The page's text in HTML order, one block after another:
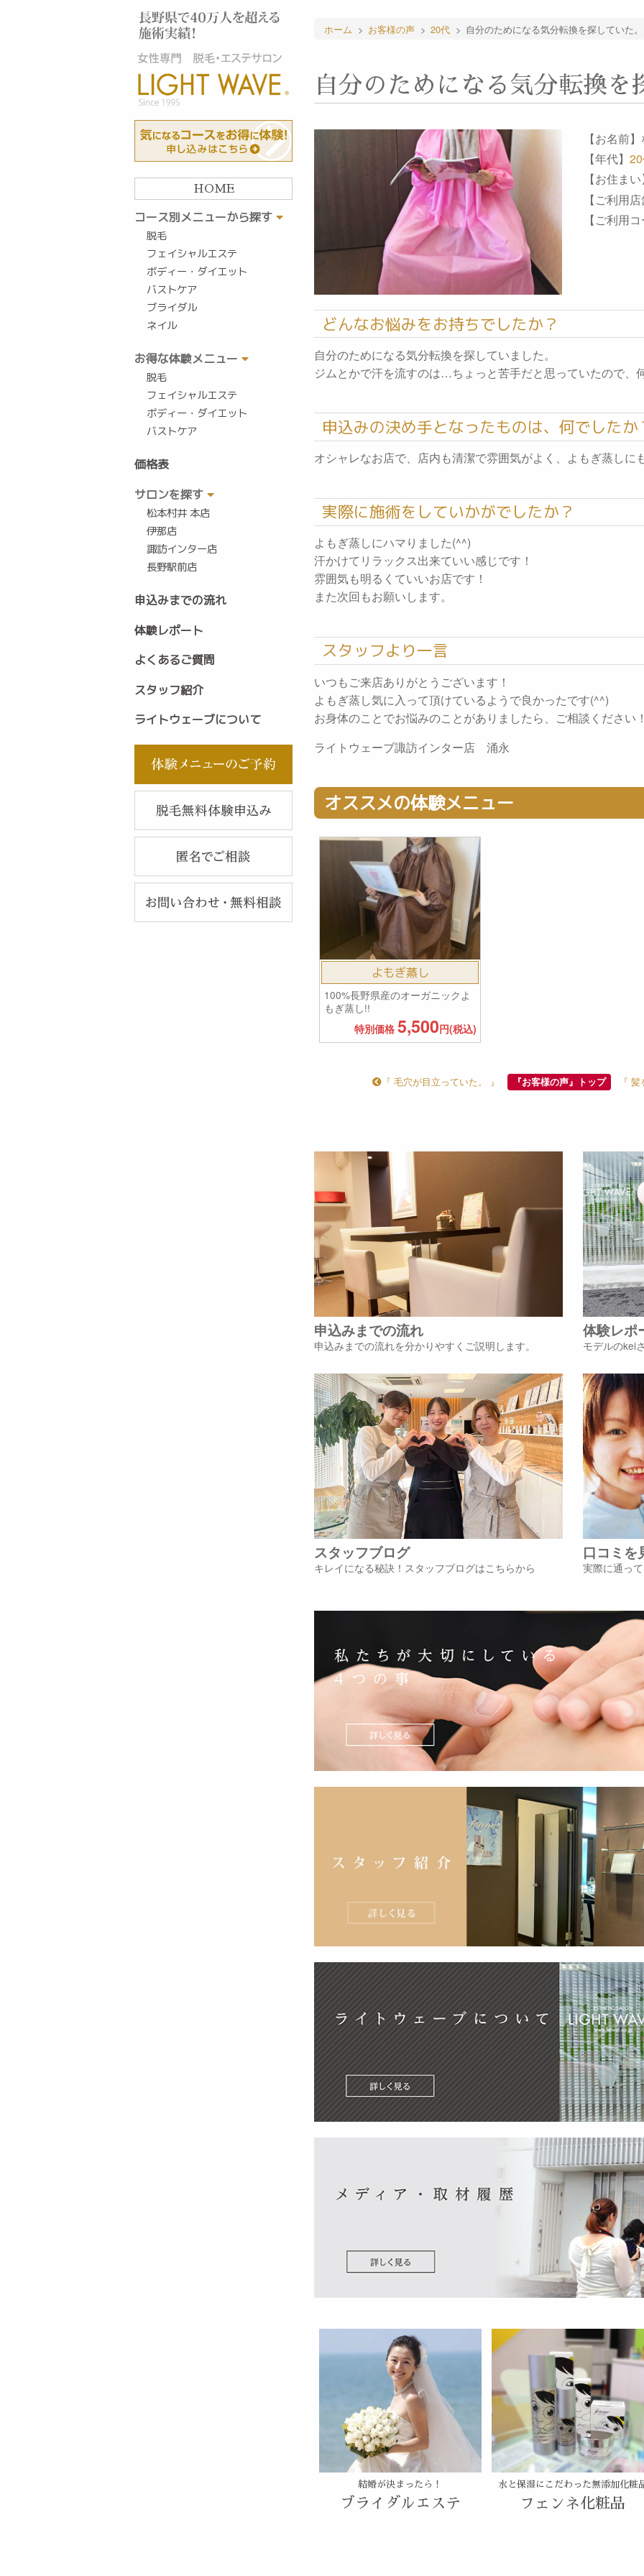
HOME
コース別メニューから探す
脱毛
フェイシャルエステ
ボディー・ダイエット
バストケア
ブライダル
ネイル
お得な体験メニュー
脱毛
フェイシャルエステ
ボディー・ダイエット
バストケア
価格表
サロンを探す
松本村井 本店
伊那店
諏訪インター店
長野駅前店
申込みまでの流れ
体験レポート
よくあるご質問
スタッフ紹介
ライトウェーブについて
ホーム > お客様の声 > 20代 > 自分のためになる気分転換を探していた。
自分のためになる気分転換を
【お名前
【年代】
【お住ま
【ご利用
【ご利用
どんなお悩みをお持ちでしたか？
自分のためになる気分転換を探していました。
ジムとかで汗を流すのは…ちょっと苦手だと思っていたので、
申込みの決め手となったものは、何でしたか
オシャレなお店で、店内も清潔で雰囲気がよく、よもぎ蒸しに
実際に施術をしていかがでしたか？
よもぎ蒸しにハマりました(^^)
汗かけてリラックス出来ていい感じです！
雰囲気も明るくていいお店です！
また次回もお願いします。
スタッフより一言
いつもご来店ありがとうございます！
よもぎ蒸し気に入って頂けているようで良かったです(^^)
お身体のことでお悩みのことがありましたら、ご相談ください
ライトウェーブ諏訪インター店 涌永
オススメの体験メニュー
よもぎ蒸し
100%長野県産のオーガニックよ
もぎ蒸し!!
特別価格 5,500円(税込)
『 毛穴が目立っていた。 』 『お客様の声』トップ 『
申込みまでの流れ
申込みまでの流れを分かりやすくご説明します。
体験レポ
モデルのkei
スタッフブログ
キレイになる秘訣！スタッフブログはこちらから
口コミを
実際に通っ
結婚が決まったら！
ブライダルエステ
水と保湿にこだわった無添加化粧
フェンネ化粧品